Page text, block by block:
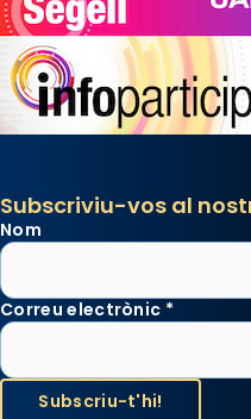
«A Raïms de Sant
raïms de setembre
segons una dita
Photo
Subscriviu-vos al
Nom
Correu electrònic *